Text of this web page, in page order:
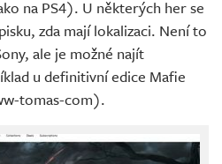
na PS4). U některých her se
zda mají lokalizaci. Není to
ale je možné najít
u definitivní edice Mafie
tomas-com).